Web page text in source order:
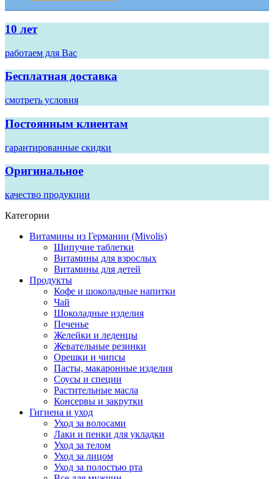
10 лет
работаем для Вас
Бесплатная доставка
смотреть условия
Постоянным клиентам
гарантированные скидки
Оригинальное
качество продукции
Категории
Витамины из Германии (Mivolis)
Шипучие таблетки
Витамины для взрослых
Витамины для детей
Продукты
Кофе и шоколадные напитки
Чай
Шоколадные изделия
Печенье
Желейки и леденцы
Жевательные резинки
Орешки и чипсы
Пасты, макаронные изделия
Соусы и специи
Растительные масла
Консервы и закрутки
Гигиена и уход
Уход за волосами
Лаки и пенки для укладки
Уход за телом
Уход за лицом
Уход за полостью рта